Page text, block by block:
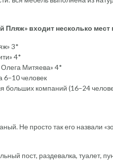
Пляж» входит несколько
3*
4*
Митяева» 4*
6–10 человек
больших компаний (16–24
Не просто так его назвали
пост, раздевалка, туалет,